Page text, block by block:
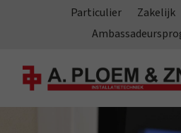
Particulier Zakelijk